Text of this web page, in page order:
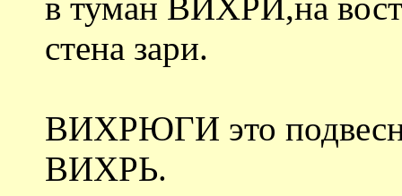
стена зари.
ВИХРЮГИ это
ВИХРЬ.